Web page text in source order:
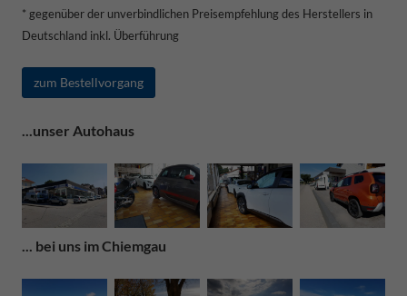
* gegenüber der unverbindlichen Preisempfehlung des Herstellers in
Deutschland inkl. Überführung
zum Bestellvorgang
...unser Autohaus
... bei uns im Chiemgau